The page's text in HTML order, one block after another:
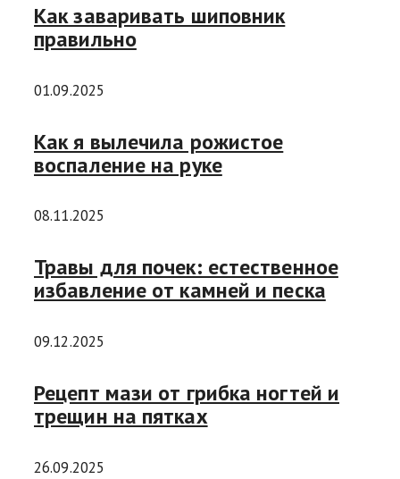
Как заваривать шиповник
правильно
01.09.2025
Как я вылечила рожистое
воспаление на руке
08.11.2025
Травы для почек: естественное
избавление от камней и песка
09.12.2025
Рецепт мази от грибка ногтей и
трещин на пятках
26.09.2025